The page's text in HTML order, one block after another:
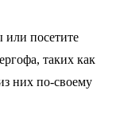
или посетите
таких как
них по-своему